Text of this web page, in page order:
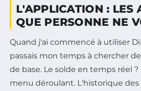
L'APPLICATION : LES
QUE PERSONNE NE
Quand j'ai commencé à utiliser
passais mon temps à chercher
de base. Le solde en temps réel
menu déroulant. L'historique des